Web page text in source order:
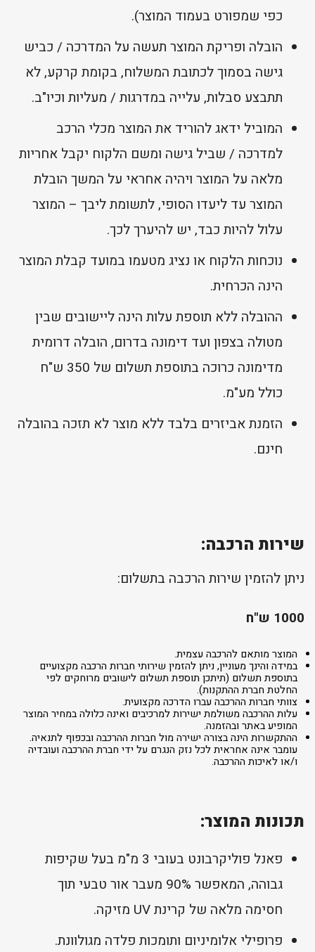
כפי שמפורט בעמוד המוצר).
הובלה ופריקת המוצר תעשה על המדרכה / כביש
גישה בסמוך לכתובת המשלוח, בקומת קרקע, לא
תתבצע סבלות, עלייה במדרגות / מעליות וכיו"ב.
המוביל ידאג להוריד את המוצר מכלי הרכב
למדרכה / שביל גישה ומשם הלקוח יקבל אחריות
מלאה על המוצר ויהיה אחראי על המשך הובלת
המוצר עד ליעדו הסופי, לתשומת ליבך – המוצר
עלול להיות כבד, יש להיערך לכך.
נוכחות הלקוח או נציג מטעמו במועד קבלת המוצר
הינה הכרחית.
ההובלה ללא תוספת עלות הינה ליישובים שבין
מטולה בצפון ועד דימונה בדרום, הובלה דרומית
מדימונה כרוכה בתוספת תשלום של 350 ש"ח
כולל מע"מ.
הזמנת אביזרים בלבד ללא מוצר לא תזכה בהובלה
חינם.
שירות הרכבה:
ניתן להזמין שירות הרכבה בתשלום:
1000 ש"ח
המוצר מותאם להרכבה עצמית.
במידה והינך מעוניין, ניתן להזמין שירותי חברות הרכבה מקצועיים
בתוספת תשלום (תיתכן תוספת תשלום לישובים מרוחקים לפי
החלטת חברת ההתקנות).
צוותי חברות ההרכבה עברו הדרכה מקצועית.
עלות ההרכבה משולמת ישירות למרכיבים ואינה כלולה במחיר המוצר
המופיע באתר ובהזמנה.
ההתקשרות הינה בצורה ישירה מול חברות ההרכבה ובכפוף לתנאיה.
עומבר אינה אחראית לכל נזק הנגרם על ידי חברת ההרכבה ועובדיה
ו/או לאיכות ההרכבה.
תכונות המוצר:
פאנל פוליקרבונט בעובי 3 מ"מ בעל שקיפות
גבוהה, המאפשר 90% מעבר אור טבעי תוך
חסימה מלאה של קרינת UV מזיקה.
פרופילי אלומיניום ותומכות פלדה מגולוונת.